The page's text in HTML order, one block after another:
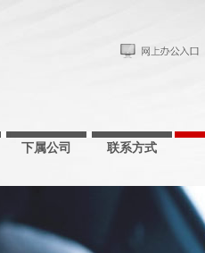
下属公司 联系方式